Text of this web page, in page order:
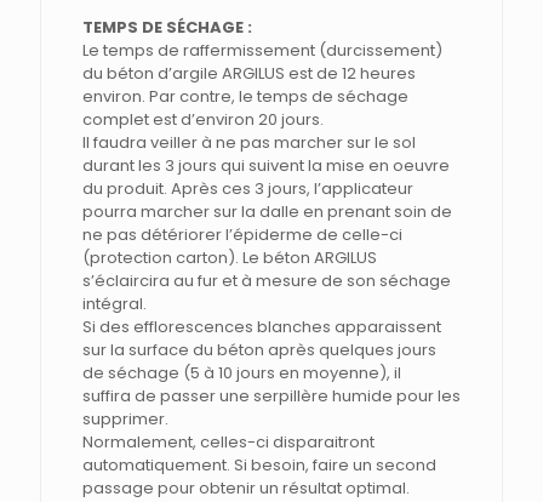
TEMPS DE SÉCHAGE :
Le temps de raffermissement (durcissement)
du béton d’argile ARGILUS est de 12 heures
environ. Par contre, le temps de séchage
complet est d’environ 20 jours.
Il faudra veiller à ne pas marcher sur le sol
durant les 3 jours qui suivent la mise en oeuvre
du produit. Après ces 3 jours, l’applicateur
pourra marcher sur la dalle en prenant soin de
ne pas détériorer l’épiderme de celle-ci
(protection carton). Le béton ARGILUS
s’éclaircira au fur et à mesure de son séchage
intégral.
Si des efflorescences blanches apparaissent
sur la surface du béton après quelques jours
de séchage (5 à 10 jours en moyenne), il
suffira de passer une serpillère humide pour les
supprimer.
Normalement, celles-ci disparaitront
automatiquement. Si besoin, faire un second
passage pour obtenir un résultat optimal.